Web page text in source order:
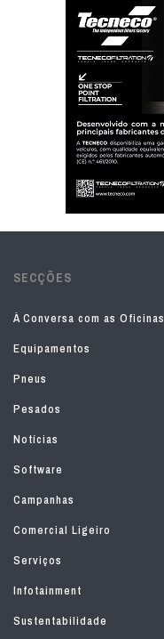
SECÇÕES
À Conversa com as Oficinas
Equipamentos
Pneus
Pesados
Notícias
Software
Campanhas
Comercial Ligeiro
Serviços
Infotainment
Sustentabilidade